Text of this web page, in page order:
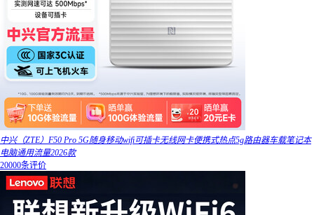
中兴（ZTE）F50 Pro 5G随身移动wifi可插卡无线网卡便携式热点5g路由器车载笔记本
电脑通用流量2026款
20000条评价